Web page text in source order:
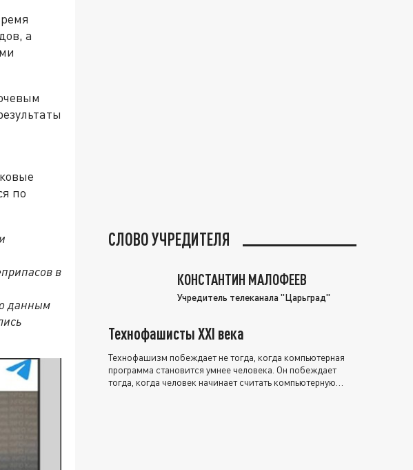
а
по
в
данным
СЛОВО УЧРЕДИТЕЛЯ
КОНСТАНТИН МАЛОФЕЕВ
Учредитель телеканала "Царьград"
Технофашисты XXI века
Технофашизм побеждает не тогда, когда компьютерная
программа становится умнее человека. Он побеждает
тогда, когда человек начинает считать компьютерную